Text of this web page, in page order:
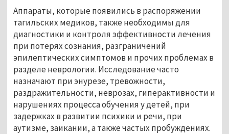
Аппараты, которые появились в распоряжении
тагильских медиков, также необходимы для
диагностики и контроля эффективности лечения
при потерях сознания, разграничений
эпилептических симптомов и прочих проблемах в
разделе неврологии. Исследование часто
назначают при энурезе, тревожности,
раздражительности, неврозах, гиперактивности и
нарушениях процесса обучения у детей, при
задержках в развитии психики и речи, при
аутизме, заикании, а также частых пробуждениях.